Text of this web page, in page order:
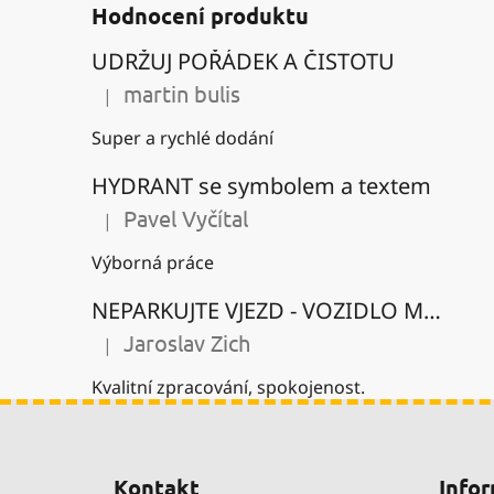
Hodnocení produktu
UDRŽUJ POŘÁDEK A ČISTOTU
Hodnocení produktu je 5 z 5 hvězdiček.
| martin bulis
Super a rychlé dodání
HYDRANT se symbolem a textem
Hodnocení produktu je 5 z 5 hvězdiček.
| Pavel Vyčítal
Výborná práce
NEPARKUJTE VJEZD - VOZIDLO MŮŽE BÝT ODTAŽENO se zákazem parkování
Hodnocení produktu je 5 z 5 hvězdiček.
| Jaroslav Zich
Kvalitní zpracování, spokojenost.
Kontakt